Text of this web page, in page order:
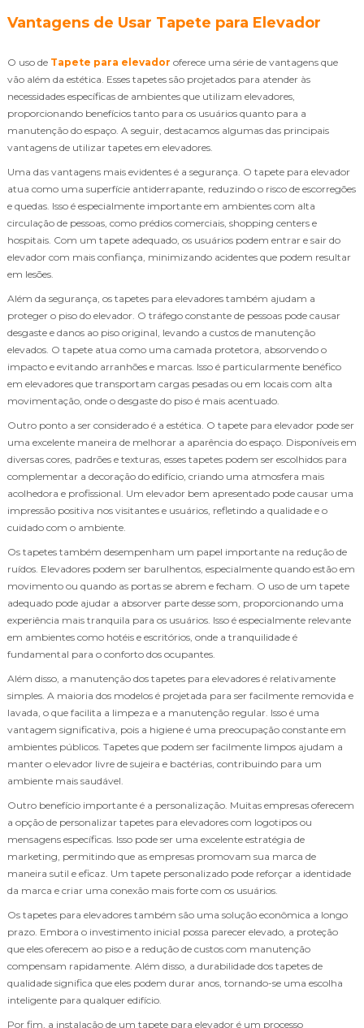
Vantagens de Usar Tapete para Elevador
O uso de Tapete para elevador oferece uma série de vantagens que
vão além da estética. Esses tapetes são projetados para atender às
necessidades específicas de ambientes que utilizam elevadores,
proporcionando benefícios tanto para os usuários quanto para a
manutenção do espaço. A seguir, destacamos algumas das principais
vantagens de utilizar tapetes em elevadores.
Uma das vantagens mais evidentes é a segurança. O tapete para elevador
atua como uma superfície antiderrapante, reduzindo o risco de escorregões
e quedas. Isso é especialmente importante em ambientes com alta
circulação de pessoas, como prédios comerciais, shopping centers e
hospitais. Com um tapete adequado, os usuários podem entrar e sair do
elevador com mais confiança, minimizando acidentes que podem resultar
em lesões.
Além da segurança, os tapetes para elevadores também ajudam a
proteger o piso do elevador. O tráfego constante de pessoas pode causar
desgaste e danos ao piso original, levando a custos de manutenção
elevados. O tapete atua como uma camada protetora, absorvendo o
impacto e evitando arranhões e marcas. Isso é particularmente benéfico
em elevadores que transportam cargas pesadas ou em locais com alta
movimentação, onde o desgaste do piso é mais acentuado.
Outro ponto a ser considerado é a estética. O tapete para elevador pode ser
uma excelente maneira de melhorar a aparência do espaço. Disponíveis em
diversas cores, padrões e texturas, esses tapetes podem ser escolhidos para
complementar a decoração do edifício, criando uma atmosfera mais
acolhedora e profissional. Um elevador bem apresentado pode causar uma
impressão positiva nos visitantes e usuários, refletindo a qualidade e o
cuidado com o ambiente.
Os tapetes também desempenham um papel importante na redução de
ruídos. Elevadores podem ser barulhentos, especialmente quando estão em
movimento ou quando as portas se abrem e fecham. O uso de um tapete
adequado pode ajudar a absorver parte desse som, proporcionando uma
experiência mais tranquila para os usuários. Isso é especialmente relevante
em ambientes como hotéis e escritórios, onde a tranquilidade é
fundamental para o conforto dos ocupantes.
Além disso, a manutenção dos tapetes para elevadores é relativamente
simples. A maioria dos modelos é projetada para ser facilmente removida e
lavada, o que facilita a limpeza e a manutenção regular. Isso é uma
vantagem significativa, pois a higiene é uma preocupação constante em
ambientes públicos. Tapetes que podem ser facilmente limpos ajudam a
manter o elevador livre de sujeira e bactérias, contribuindo para um
ambiente mais saudável.
Outro benefício importante é a personalização. Muitas empresas oferecem
a opção de personalizar tapetes para elevadores com logotipos ou
mensagens específicas. Isso pode ser uma excelente estratégia de
marketing, permitindo que as empresas promovam sua marca de
maneira sutil e eficaz. Um tapete personalizado pode reforçar a identidade
da marca e criar uma conexão mais forte com os usuários.
Os tapetes para elevadores também são uma solução econômica a longo
prazo. Embora o investimento inicial possa parecer elevado, a proteção
que eles oferecem ao piso e a redução de custos com manutenção
compensam rapidamente. Além disso, a durabilidade dos tapetes de
qualidade significa que eles podem durar anos, tornando-se uma escolha
inteligente para qualquer edifício.
Por fim, a instalação de um tapete para elevador é um processo